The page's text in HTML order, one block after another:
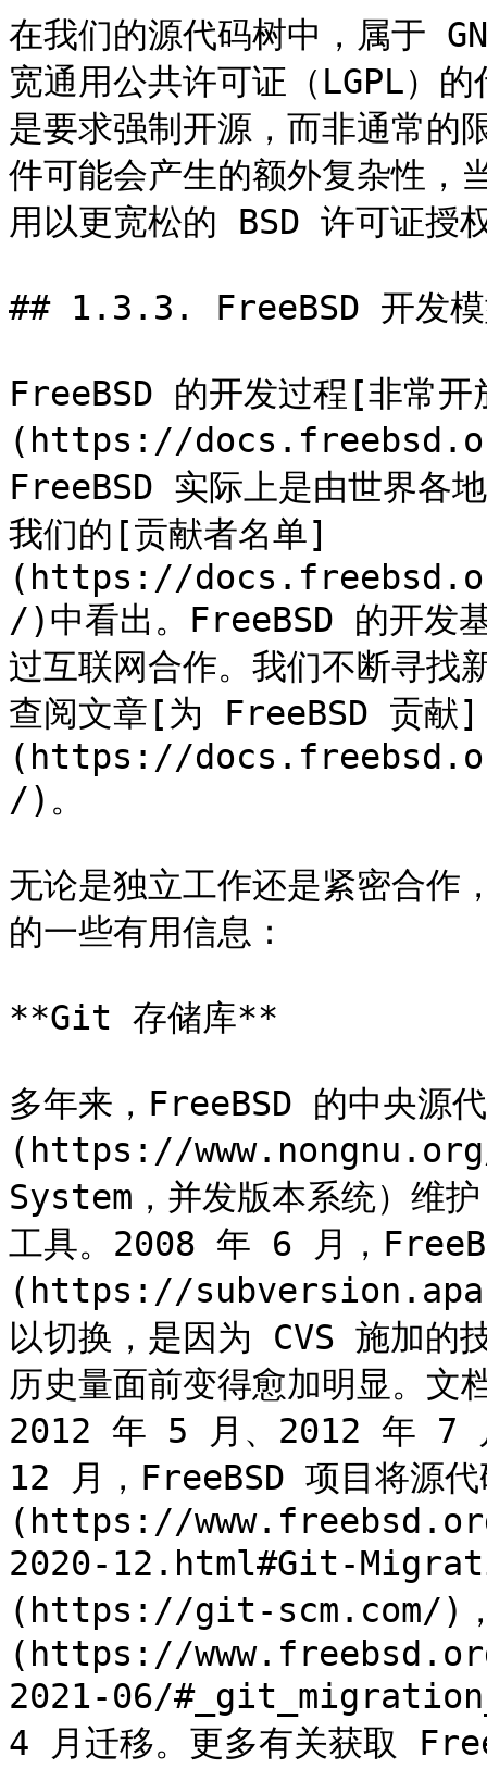
在我们的源代码树中，属于
宽通用公共许可证（LGPL）
是要求强制开源，而非通常的
件可能会产生的额外复杂性，
用以更宽松的 BSD 许可证授
## 1.3.3. FreeBSD 开发模
FreeBSD 的开发过程[非常开
(https://
FreeBSD 实际上是由世界各
我们的[贡献者名单]
(https://
/)中看出。FreeBSD 的开发
过互联网合作。我们不断寻找
查阅文章[为 FreeBSD 贡献]
(https://
/)。
无论是独立工作还是紧密合
的一些有用信息：
**Git 存储库**
多年来，FreeBSD 的中央源
(https://
System，并发版本系统）维
工具。2008 年 6 月，
(https://
以切换，是因为 CVS 施加的
历史量面前变得愈加明显。
2012 年 5 月、2012 年 7
12 月，FreeBSD 项目将源
(https://
2020-12.html#Git-
(https://git-scm.com/)
(https://
2021-06/
4 月迁移。更多有关获取